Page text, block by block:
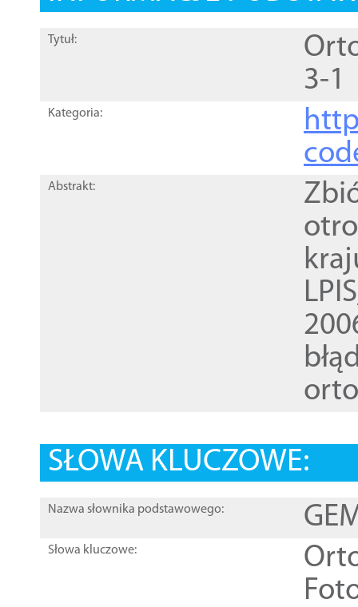
Tytuł:
3-1
Kategoria:
Abstrakt:
SŁOWA KLUCZOWE:
Nazwa słownika podstawowego:
Słowa kluczowe: